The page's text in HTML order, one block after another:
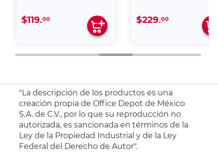
$119.00 $229.00
"La descripción de los productos es una
creación propia de Office Depot de México
S.A. de C.V., por lo que su reproducción no
autorizada, es sancionada en términos de la
Ley de la Propiedad Industrial y de la Ley
Federal del Derecho de Autor".